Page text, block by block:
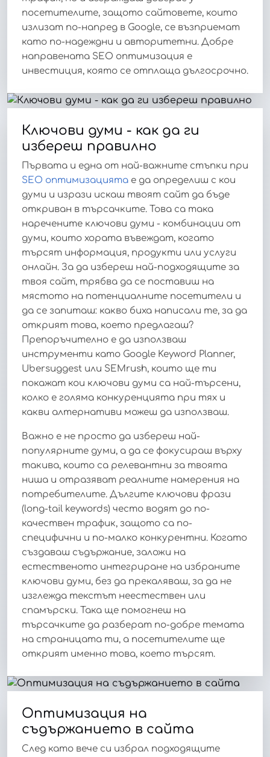
посетителите, защото сайтовете, които
излизат по-напред в Google, се възприемат
като по-надеждни и авторитетни. Добре
направената SEO оптимизация е
инвестиция, която се отплаща дългосрочно.
Ключови думи - как да ги
избереш правилно
Първата и една от най-важните стъпки при
SEO оптимизацията е да определиш с кои
думи и изрази искаш твоят сайт да бъде
откриван в търсачките. Това са така
наречените ключови думи - комбинации от
думи, които хората въвеждат, когато
търсят информация, продукти или услуги
онлайн. За да избереш най-подходящите за
твоя сайт, трябва да се поставиш на
мястото на потенциалните посетители и
да се запиташ: какво биха написали те, за да
открият това, което предлагаш?
Препоръчително е да използваш
инструменти като Google Keyword Planner,
Ubersuggest или SEMrush, които ще ти
покажат кои ключови думи са най-търсени,
колко е голяма конкуренцията при тях и
какви алтернативи можеш да използваш.
Важно е не просто да избереш най-
популярните думи, а да се фокусираш върху
такива, които са релевантни за твоята
ниша и отразяват реалните намерения на
потребителите. Дългите ключови фрази
(long-tail keywords) често водят до по-
качествен трафик, защото са по-
специфични и по-малко конкурентни. Когато
създаваш съдържание, заложи на
естественото интегриране на избраните
ключови думи, без да прекаляваш, за да не
изглежда текстът неестествен или
спамърски. Така ще помогнеш на
търсачките да разберат по-добре темата
на страницата ти, а посетителите ще
открият именно това, което търсят.
Оптимизация на
съдържанието в сайта
След като вече си избрал подходящите